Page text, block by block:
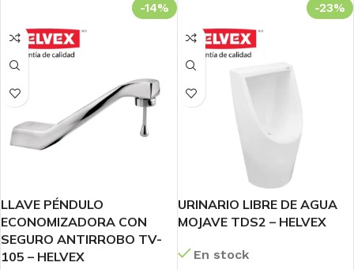
-14%
LLAVE PÉNDULO
ECONOMIZADORA CON
SEGURO ANTIRROBO TV-
105 – HELVEX
-23%
URINARIO LIBRE DE AGUA
MOJAVE TDS2 – HELVEX
En stock